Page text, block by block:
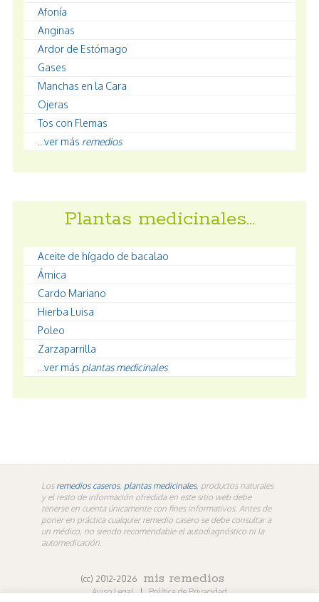
Afonía
Anginas
Ardor de Estómago
Gases
Manchas en la Cara
Ojeras
Tos con Flemas
...ver más remedios
Plantas medicinales…
Aceite de hígado de bacalao
Árnica
Cardo Mariano
Hierba Luisa
Poleo
Zarzaparrilla
...ver más plantas medicinales
Los remedios caseros, plantas medicinales, productos naturales
y el resto de información ofredida en este sitio web debe
tenerse en cuenta únicamente con fines informativos. Antes de
poner en práctica cualquier remedio casero se debe consultar a
un médico, no siendo recomendable el autodiagnóstico ni la
automedicación.
(cc) 2012-2026 mis remedios
Aviso Legal | Política de Privacidad